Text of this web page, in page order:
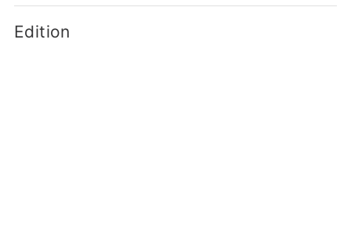
Edition